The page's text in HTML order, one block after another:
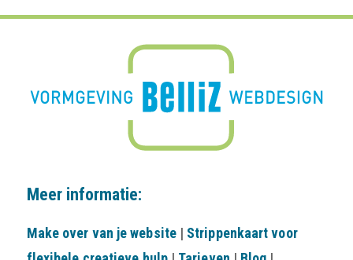
Meer informatie:
Make over van je website | Strippenkaart voor